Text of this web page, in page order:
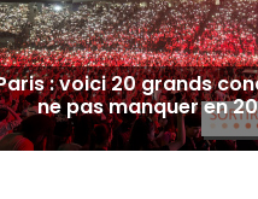
: voici 20 grands
ne pas manquer en